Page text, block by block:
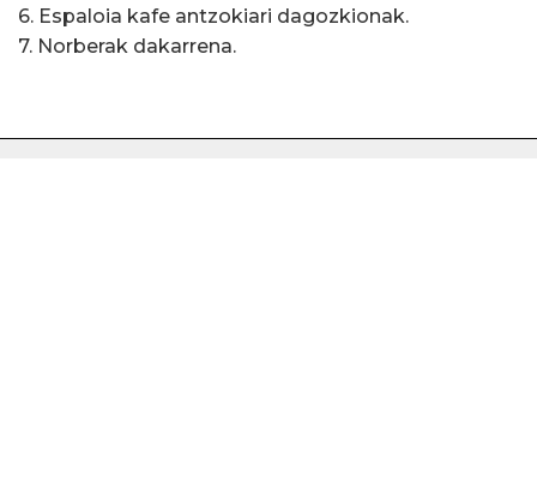
6. Espaloia kafe antzokiari dagozkionak.
7. Norberak dakarrena.